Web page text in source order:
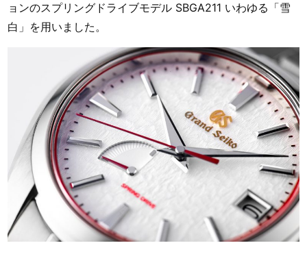
ョンのスプリングドライブモデル SBGA211 いわゆる「雪
白」を用いました。